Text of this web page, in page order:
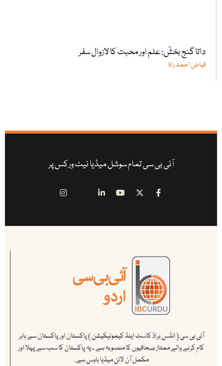
داتا گنج بخشؒ: علم اور محبت کا لازوال سفر
فیاض احمد رانا
آئی بی سی تمام سوشل میڈیا نیٹ ورکس پر
آئی بی سی ( انڈس براڈ کاسٹ اینڈ کیمونیکیشن ) پاکستان اور پاکستان سے باہر
کام کرنے والے ممتاز صحافیوں کا منصوبہ ہے ۔ یہ پاکستان کا سب سے پہلا اور
مکمل آن لائن میڈیا ہاوس ہے .